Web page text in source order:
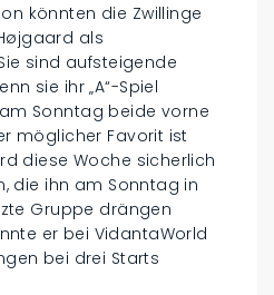
könnten die Zwillinge
als
sind aufsteigende
sie ihr „A“-Spiel
Sonntag beide vorne
möglicher Favorit ist
diese Woche sicherlich
die ihn am Sonntag in
Gruppe drängen
er bei VidantaWorld
bei drei Starts